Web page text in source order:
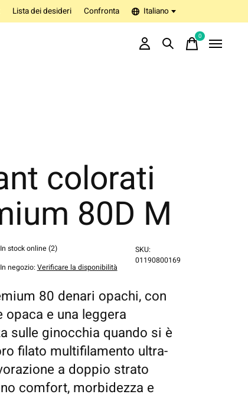
Lista dei desideri Confronta Italiano
0items
colorati
80D M
In stock online (2)
In negozio: Verificare la disponibilità
SKU:
01190800169
80 denari opachi, con
opaca e una leggera
sulle ginocchia quando si è
filato multifilamento ultra-
a doppio strato
comfort, morbidezza e